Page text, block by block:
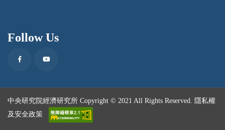
Follow Us
FacebookYoutube
中央研究院經濟研究所 Copyright © 2021 All Rights Reserved. 隱私權
及安全政策